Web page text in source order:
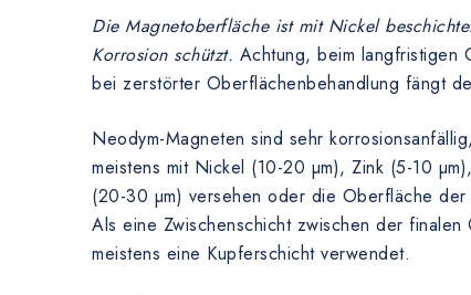
Die Magnetoberfläche ist mit Nickel
Korrosion schützt. Achtung, beim langfristigen
bei zerstörter Oberflächenbehandlung fängt
Neodym-Magneten sind sehr
meistens mit Nickel (10-20 µm), Zink (5-10
(20-30 µm) versehen oder die Oberfläche
Als eine Zwischenschicht zwischen der
meistens eine Kupferschicht verwendet.